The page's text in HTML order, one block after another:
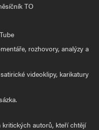
TO
rozhovory, analýzy a
videoklipy, karikatury
autorů, kteří chtějí